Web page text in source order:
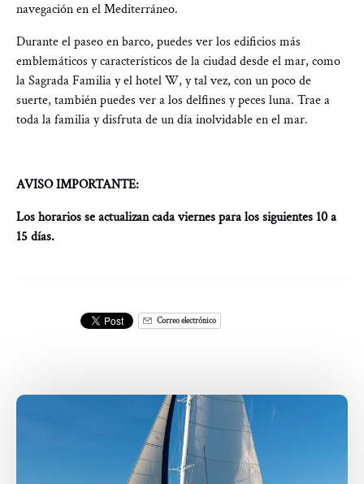
navegación en el Mediterráneo.
Durante el paseo en barco, puedes ver los edificios más
emblemáticos y característicos de la ciudad desde el mar, como
la Sagrada Familia y el hotel W, y tal vez, con un poco de
suerte, también puedes ver a los delfines y peces luna. Trae a
toda la familia y disfruta de un día inolvidable en el mar.
AVISO IMPORTANTE:
Los horarios se actualizan cada viernes para los siguientes 10 a
15 días.
Correo electrónico